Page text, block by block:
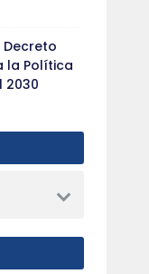
Decreto
la Política
2030